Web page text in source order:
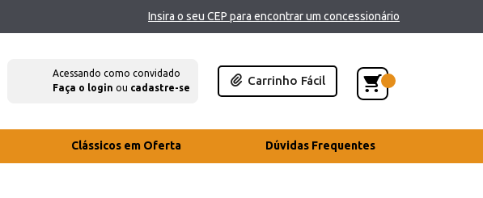
Insira o seu CEP para encontrar um concessionário
Acessando como convidado
Faça o login ou cadastre-se
Carrinho Fácil
Clássicos em Oferta Dúvidas Frequentes